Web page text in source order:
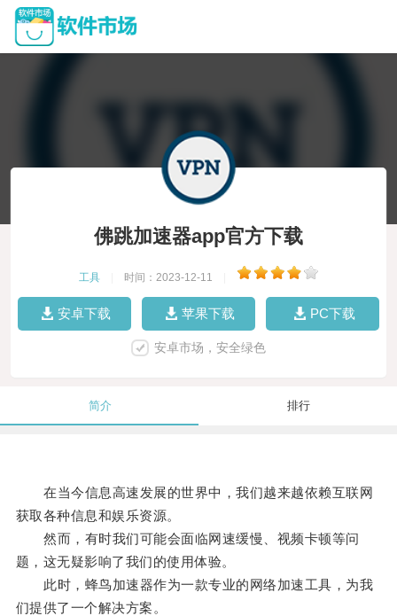
佛跳加速器app官方下载
工具 时间：2023-12-11
安卓下载 苹果下载 PC下载
安卓市场，安全绿色
简介 排行
在当今信息高速发展的世界中，我们越来越依赖互联网
获取各种信息和娱乐资源。
然而，有时我们可能会面临网速缓慢、视频卡顿等问
题，这无疑影响了我们的使用体验。
此时，蜂鸟加速器作为一款专业的网络加速工具，为我
们提供了一个解决方案。